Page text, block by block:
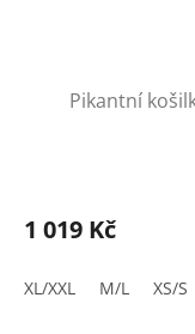
Pikantní
1 019 Kč
XL/XXL M/L XS/S